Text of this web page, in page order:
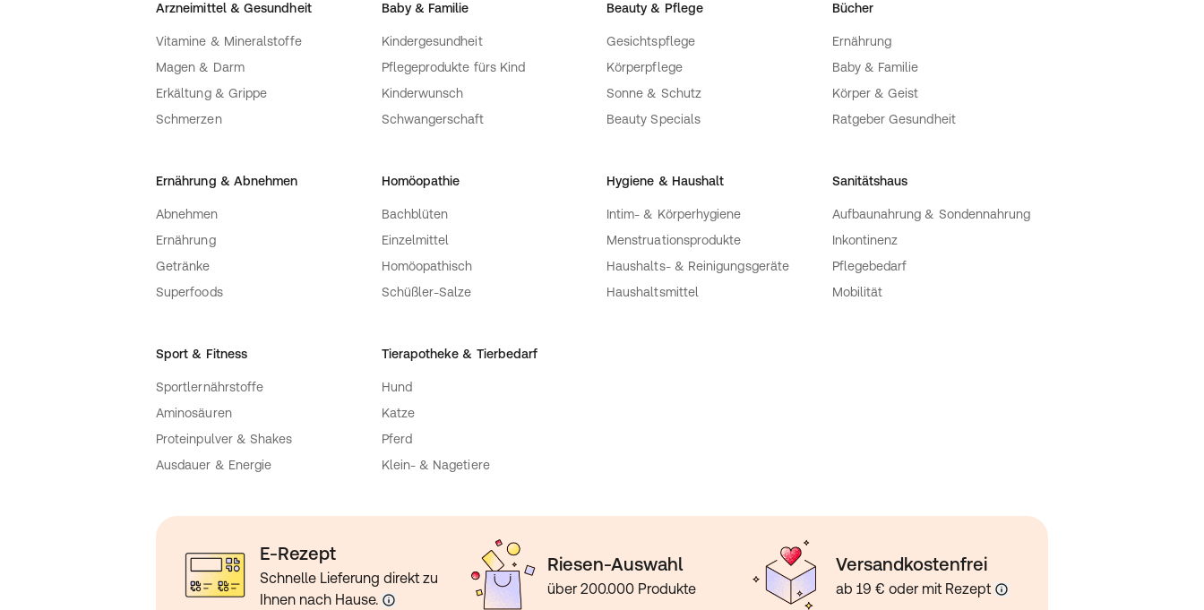
Arzneimittel & Gesundheit
Vitamine & Mineralstoffe
Magen & Darm
Erkältung & Grippe
Schmerzen
Baby & Familie
Kindergesundheit
Pflegeprodukte fürs Kind
Kinderwunsch
Schwangerschaft
Beauty & Pflege
Gesichtspflege
Körperpflege
Sonne & Schutz
Beauty Specials
Bücher
Ernährung
Baby & Familie
Körper & Geist
Ratgeber Gesundheit
Ernährung & Abnehmen
Abnehmen
Ernährung
Getränke
Superfoods
Homöopathie
Bachblüten
Einzelmittel
Homöopathisch
Schüßler-Salze
Hygiene & Haushalt
Intim- & Körperhygiene
Menstruationsprodukte
Haushalts- & Reinigungsgeräte
Haushaltsmittel
Sanitätshaus
Aufbaunahrung & Sondennahrung
Inkontinenz
Pflegebedarf
Mobilität
Sport & Fitness
Sportlernährstoffe
Aminosäuren
Proteinpulver & Shakes
Ausdauer & Energie
Tierapotheke & Tierbedarf
Hund
Katze
Pferd
Klein- & Nagetiere
E-Rezept
Schnelle Lieferung direkt zu
Ihnen nach Hause.
Riesen-Auswahl
über 200.000 Produkte
Versandkostenfrei
ab 19 € oder mit Rezept